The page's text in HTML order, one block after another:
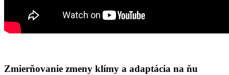
Zmierňovanie zmeny klímy a adaptácia na ňu